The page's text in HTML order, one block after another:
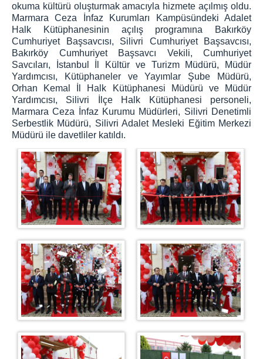
Kampüs Genel
İş Yurtları
Bakırköy Satış Mağazası
Misafirhane
Fotoğraf Stüdyosu
Fırın
Satış Mağazası
Kademe(Oto Bakım Onarım)
İnşaat ve Metal Birimi
Mobilya
Restaurant
Restoran Menümüz
Duruşma Salonu Fiyat Listesi
Mantar Üretim Tesisi
Bardak Atölyesi
Oto Yıkama
Alış Veriş Merkezi & Kafeterya
Çiğ Köfte
okuma kültürü oluşturmak amacıyla hizmete açılmış oldu.
Marmara Ceza İnfaz Kurumları Kampüsündeki Adalet
Halk Kütüphanesinin açılış programına Bakırköy
Cumhuriyet Başsavcısı, Silivri Cumhuriyet Başsavcısı,
Bakırköy Cumhuriyet Başsavcı Vekili, Cumhuriyet
Savcıları, İstanbul İl Kültür ve Turizm Müdürü, Müdür
Yardımcısı, Kütüphaneler ve Yayımlar Şube Müdürü,
Orhan Kemal İl Halk Kütüphanesi Müdürü ve Müdür
Yardımcısı, Silivri İlçe Halk Kütüphanesi personeli,
Marmara Ceza İnfaz Kurumu Müdürleri, Silivri Denetimli
Serbestlik Müdürü, Silivri Adalet Mesleki Eğitim Merkezi
Müdürü ile davetliler katıldı.